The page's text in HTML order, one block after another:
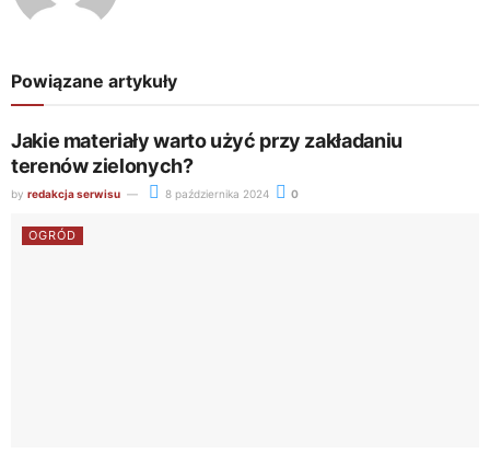
Powiązane artykuły
Jakie materiały warto użyć przy zakładaniu
terenów zielonych?
by redakcja serwisu 8 października 2024 0
OGRÓD